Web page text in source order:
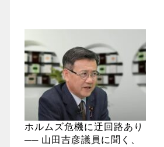
ホルムズ危機に迂回路あり
── 山田吉彦議員に聞く、